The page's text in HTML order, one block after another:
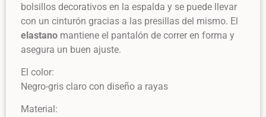
bolsillos decorativos en la espalda y se puede llevar
con un cinturón gracias a las presillas del mismo. El
elastano mantiene el pantalón de correr en forma y
asegura un buen ajuste.
El color:
Negro-gris claro con diseño a rayas
Material: